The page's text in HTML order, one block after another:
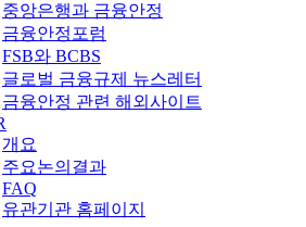
중앙은행과 금융안정
금융안정포럼
FSB와 BCBS
글로벌 금융규제 뉴스레터
금융안정 관련 해외사이트
개요
주요논의결과
FAQ
유관기관 홈페이지